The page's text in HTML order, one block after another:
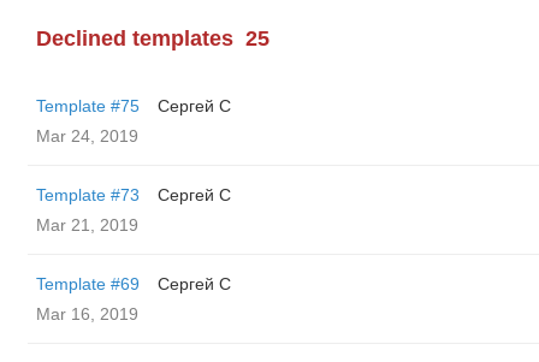
Declined templates 25
Template #75
Сергей С
Mar 24, 2019
Template #73
Сергей С
Mar 21, 2019
Template #69
Сергей С
Mar 16, 2019